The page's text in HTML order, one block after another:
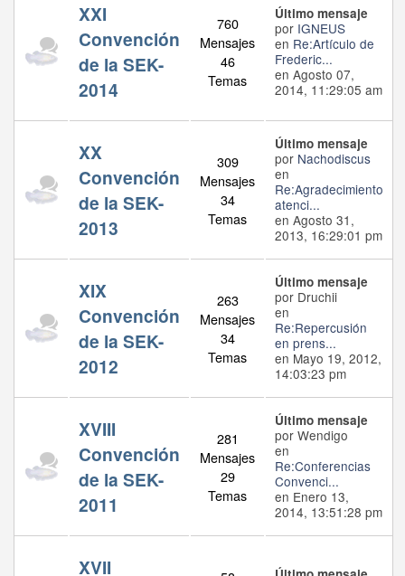
XXI
Convención
de la SEK-
2014
760
Mensajes
46
Temas
Último mensaje
por IGNEUS
en Re:Artículo de
Frederic...
en Agosto 07,
2014, 11:29:05 am
XX
Convención
de la SEK-
2013
309
Mensajes
34
Temas
Último mensaje
por Nachodiscus
en
Re:Agradecimiento
atenci...
en Agosto 31,
2013, 16:29:01 pm
XIX
Convención
de la SEK-
2012
263
Mensajes
34
Temas
Último mensaje
por Druchii
en
Re:Repercusión
en prens...
en Mayo 19, 2012,
14:03:23 pm
XVIII
Convención
de la SEK-
2011
281
Mensajes
29
Temas
Último mensaje
por Wendigo
en
Re:Conferencias
Convenci...
en Enero 13,
2014, 13:51:28 pm
XVII